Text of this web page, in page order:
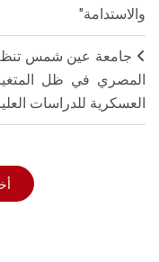
والاستدامة"
جامعة عين شمس تنظم
المصري في ظل
العسكرية للدراسات